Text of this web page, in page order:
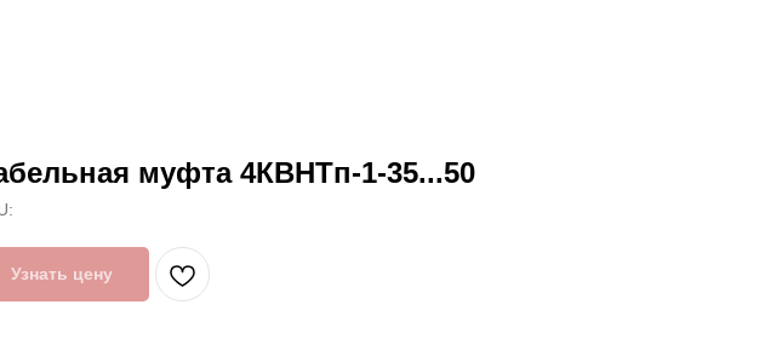
муфта 4КВНТп-1-35...50
Узнать цену